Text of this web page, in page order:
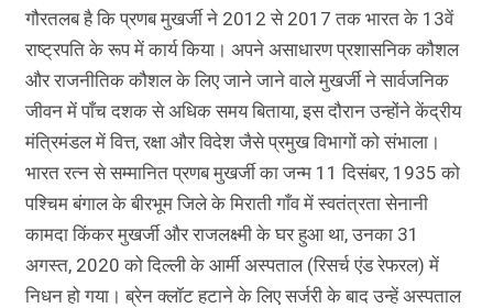
गौरतलब है कि प्रणब मुखर्जी ने 2012 से 2017 तक भारत के 13वें
राष्ट्रपति के रूप में कार्य किया। अपने असाधारण प्रशासनिक कौशल
और राजनीतिक कौशल के लिए जाने जाने वाले मुखर्जी ने सार्वजनिक
जीवन में पाँच दशक से अधिक समय बिताया, इस दौरान उन्होंने केंद्रीय
मंत्रिमंडल में वित्त, रक्षा और विदेश जैसे प्रमुख विभागों को संभाला।
भारत रत्न से सम्मानित प्रणब मुखर्जी का जन्म 11 दिसंबर, 1935 को
पश्चिम बंगाल के बीरभूम जिले के मिराती गाँव में स्वतंत्रता सेनानी
कामदा किंकर मुखर्जी और राजलक्ष्मी के घर हुआ था, उनका 31
अगस्त, 2020 को दिल्ली के आर्मी अस्पताल (रिसर्च एंड रेफरल) में
निधन हो गया। ब्रेन क्लॉट हटाने के लिए सर्जरी के बाद उन्हें अस्पताल